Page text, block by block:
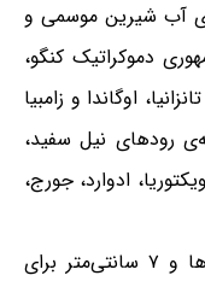
آب شیرین موسمی و
دموکراتیک کنگو،
اوگاندا و زامبیا
رودهای نیل سفید،
ادوارد، جورج،
بدن به درازای ۶ سانتی‌متر برای نرها و ۷ سانتی‌متر برای